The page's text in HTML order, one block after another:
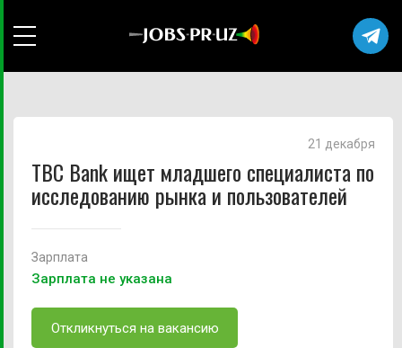
TBC Bank ищет младшего специалиста по
исследованию рынка и пользователей
21 декабря
Зарплата
Зарплата не указана
Откликнуться на вакансию